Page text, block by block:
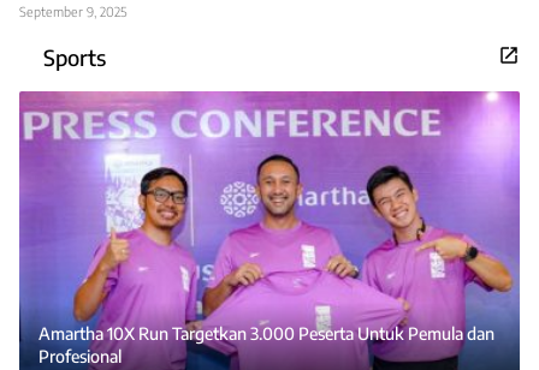
September 9, 2025
Sports
Amartha 10X Run Targetkan 3.000 Peserta Untuk Pemula dan
Profesional